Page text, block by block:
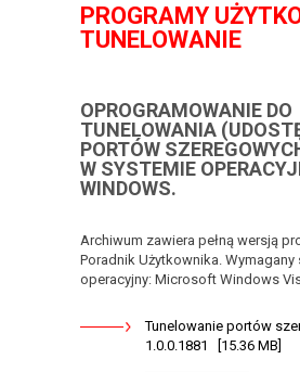
PROGRAMY
TUNELOWANIE
OPROGRAMOWANIE DO
TUNELOWANIA
PORTÓW
W SYSTEMIE
WINDOWS.
Archiwum zawiera pełną wersją
Poradnik Użytkownika. Wymagany
operacyjny: Microsoft Windows
Tunelowanie portów
1.0.0.1881 [15.36 MB]